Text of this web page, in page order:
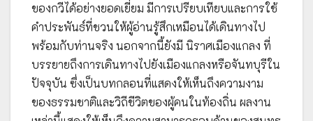
ของกวีได้อย่างยอดเยี่ยม มีการเปรียบเทียบและการใช้
คำประพันธ์ที่ชวนให้ผู้อ่านรู้สึกเหมือนได้เดินทางไป
พร้อมกับท่านจริง นอกจากนี้ยังมี นิราศเมืองแกลง ที่
บรรยายถึงการเดินทางไปยังเมืองแกลงหรือจันทบุรีใน
ปัจจุบัน ซึ่งเป็นบทกลอนที่แสดงให้เห็นถึงความงาม
ของธรรมชาติและวิถีชีวิตของผู้คนในท้องถิ่น ผลงาน